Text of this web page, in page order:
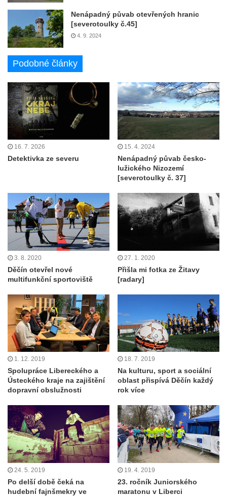
Nenápadný půvab otevřených hranic
[severotoulky č.45]
4. 9. 2024
Podobné články
16. 7. 2026
Detektivka ze severu
15. 4. 2024
Nenápadný půvab česko-
lužického Nizozemí
[severotoulky č. 37]
3. 8. 2020
Děčín otevřel nové
multifunkční sportoviště
27. 1. 2020
Přišla mi fotka ze Žitavy
[radary]
1. 12. 2019
Spolupráce Libereckého a
Ústeckého kraje na zajištění
dopravní obslužnosti
18. 7. 2019
Na kulturu, sport a sociální
oblast přispívá Děčín každý
rok více
24. 5. 2019
Po delší době čeká na
hudební fajnšmekry ve
19. 4. 2019
23. ročník Juniorského
maratonu v Liberci